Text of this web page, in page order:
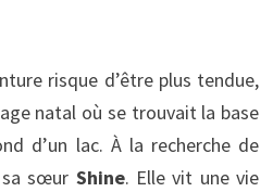
risque d’être plus tendue,
natal où se trouvait la base
d’un lac. À la recherche de
sœur Shine. Elle vit une vie